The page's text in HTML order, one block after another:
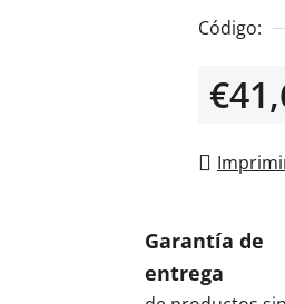
5
estrellas.
Código:
Garantía de
entrega